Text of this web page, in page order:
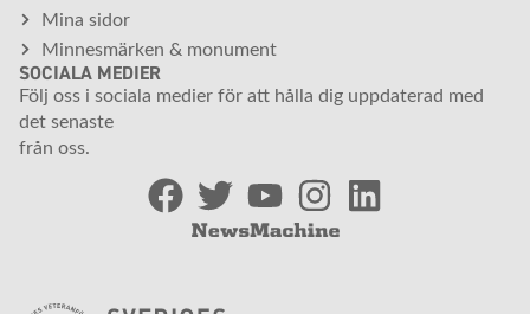
Mina sidor
Minnesmärken & monument
SOCIALA MEDIER
Följ oss i sociala medier för att hålla dig uppdaterad med
det senaste
från oss.